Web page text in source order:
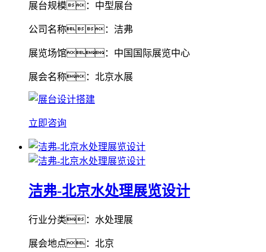
展台规模：中型展台
公司名称：洁弗
展览场馆：中国国际展览中心
展会名称：北京水展
立即咨询
洁弗-北京水处理展览设计
行业分类：水处理展
展会地点：北京